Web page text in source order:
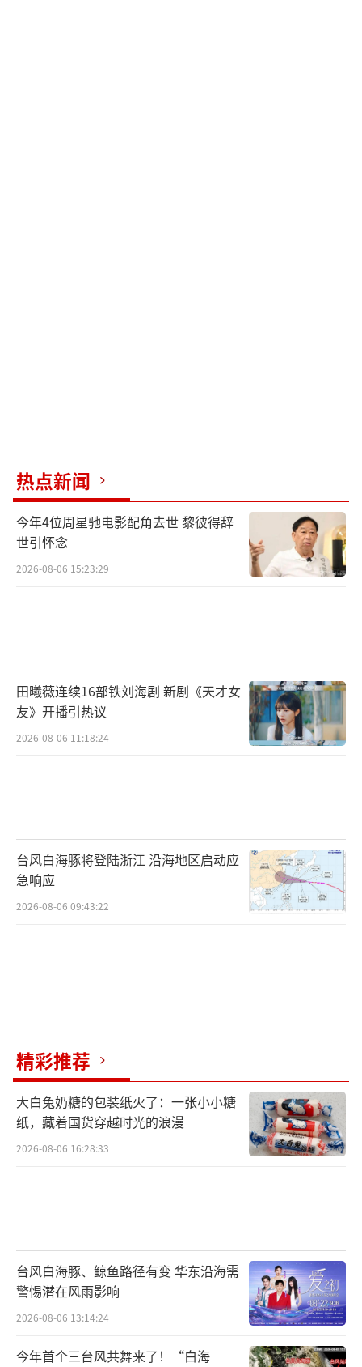
3、注意保暖
夏天也要注意保暖，避免着凉，尤其是腹
部和脚部。
4、保持室内干燥
可以使用除湿机、空调等设备，保持室内
干燥。
热点新闻
今年4位周星驰电影配角去世 黎彼得辞
世引怀念
2026-08-06 15:23:29
田曦薇连续16部铁刘海剧 新剧《天才女
友》开播引热议
2026-08-06 11:18:24
台风白海豚将登陆浙江 沿海地区启动应
急响应
2026-08-06 09:43:22
精彩推荐
大白兔奶糖的包装纸火了：一张小小糖
纸，藏着国货穿越时光的浪漫
2026-08-06 16:28:33
台风白海豚、鲸鱼路径有变 华东沿海需
警惕潜在风雨影响
2026-08-06 13:14:24
今年首个三台风共舞来了！“白海